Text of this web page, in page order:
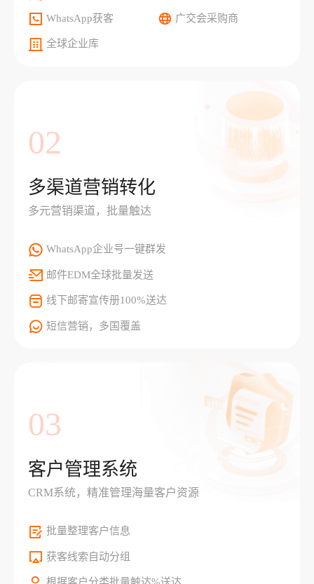
WhatsApp获客 广交会采购商
全球企业库
02
多渠道营销转化
多元营销渠道，批量触达
WhatsApp企业号一键群发
邮件EDM全球批量发送
线下邮寄宣传册100%送达
短信营销，多国覆盖
03
客户管理系统
CRM系统，精准管理海量客户资源
批量整理客户信息
获客线索自动分组